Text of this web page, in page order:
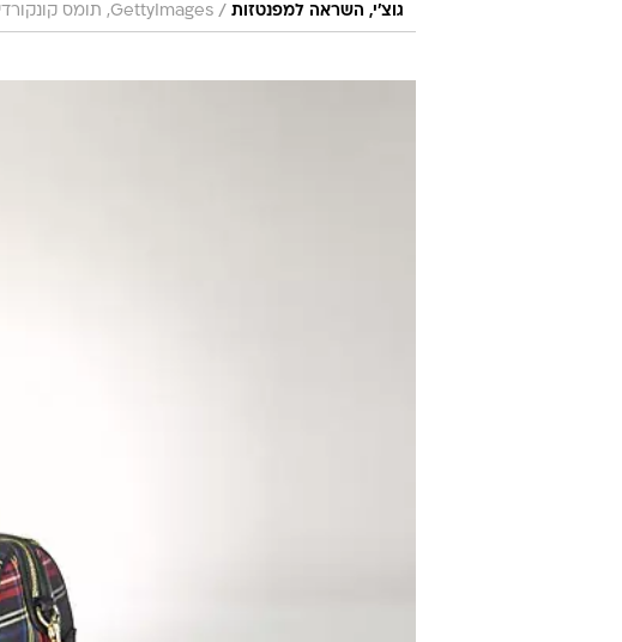
גוצ'י, השראה למפנטזות / GettyImages, תומס קונקורדיה